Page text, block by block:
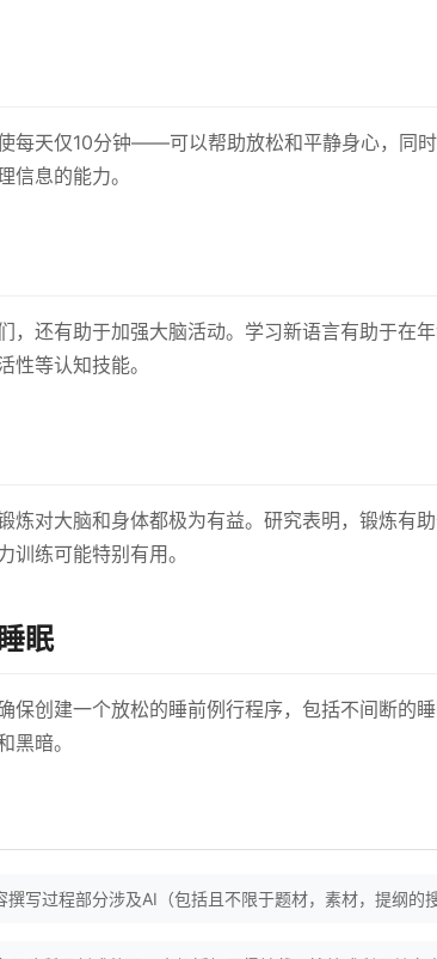
天仅10分钟——可以帮助放松和平静身心，同时
信息的能力。
，还有助于加强大脑活动。学习新语言有助于在
性等认知技能。
炼对大脑和身体都极为有益。研究表明，锻炼有
训练可能特别有用。
眠
保创建一个放松的睡前例行程序，包括不间断的
黑暗。
撰写过程部分涉及AI（包括且不限于题材，素材，提纲的